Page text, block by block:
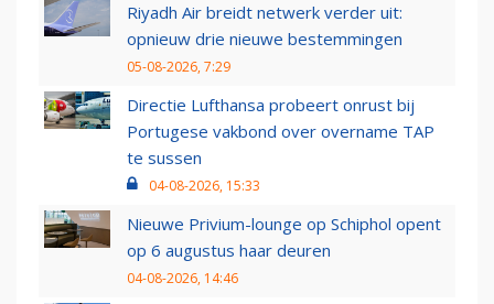
Riyadh Air breidt netwerk verder uit:
opnieuw drie nieuwe bestemmingen
05-08-2026, 7:29
Directie Lufthansa probeert onrust bij
Portugese vakbond over overname TAP
te sussen
04-08-2026, 15:33
Nieuwe Privium-lounge op Schiphol opent
op 6 augustus haar deuren
04-08-2026, 14:46